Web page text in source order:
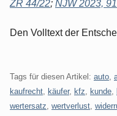
ZR 44/22; NJW 2023,
Den Volltext der
Tags für diesen Artikel: auto
kaufrecht
käufer, kfz kunde
wertersatz wertverlust